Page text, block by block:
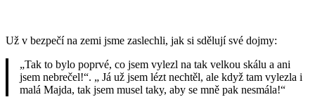
Už v bezpečí na zemi jsme zaslechli, jak si sdělují své dojmy:
„Tak to bylo poprvé, co jsem vylezl na tak velkou skálu a ani
jsem nebrečel!“. „ Já už jsem lézt nechtěl, ale když tam vylezla i
malá Majda, tak jsem musel taky, aby se mně pak nesmála!“